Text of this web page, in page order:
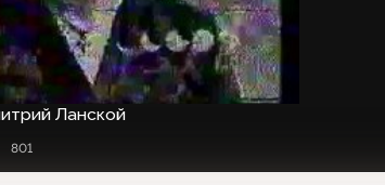
Ланской
801